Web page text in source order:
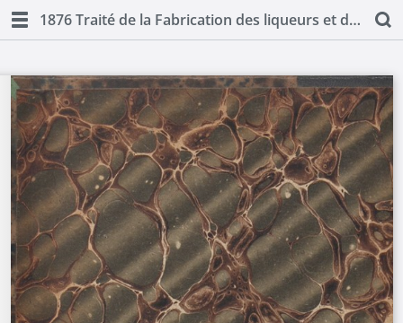
1876 Traité de la Fabrication des liqueurs et de la distillation des alcools